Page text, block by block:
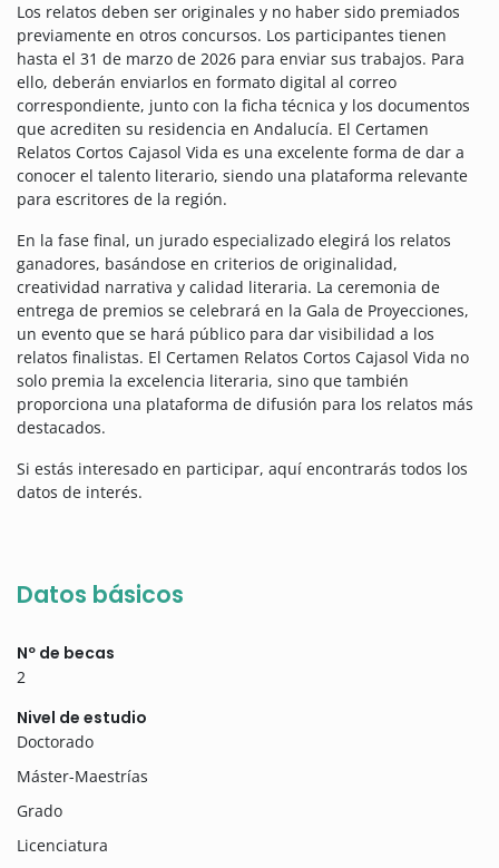
Los relatos deben ser originales y no haber sido premiados
previamente en otros concursos. Los participantes tienen
hasta el 31 de marzo de 2026 para enviar sus trabajos. Para
ello, deberán enviarlos en formato digital al correo
correspondiente, junto con la ficha técnica y los documentos
que acrediten su residencia en Andalucía. El Certamen
Relatos Cortos Cajasol Vida es una excelente forma de dar a
conocer el talento literario, siendo una plataforma relevante
para escritores de la región.
En la fase final, un jurado especializado elegirá los relatos
ganadores, basándose en criterios de originalidad,
creatividad narrativa y calidad literaria. La ceremonia de
entrega de premios se celebrará en la Gala de Proyecciones,
un evento que se hará público para dar visibilidad a los
relatos finalistas. El Certamen Relatos Cortos Cajasol Vida no
solo premia la excelencia literaria, sino que también
proporciona una plataforma de difusión para los relatos más
destacados.
Si estás interesado en participar, aquí encontrarás todos los
datos de interés.
Datos básicos
Nº de becas
2
Nivel de estudio
Doctorado
Máster-Maestrías
Grado
Licenciatura